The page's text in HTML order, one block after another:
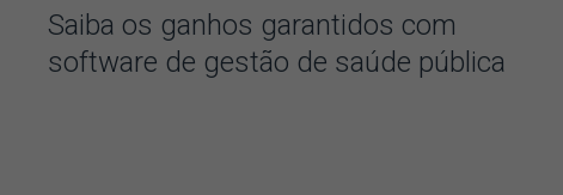
Saiba os ganhos garantidos com
software de gestão de saúde pública